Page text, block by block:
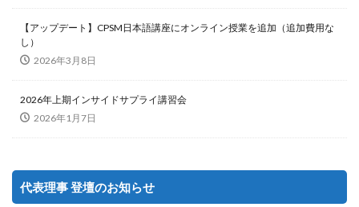
【アップデート】CPSM日本語講座にオンライン授業を追加（追加費用な
し）
2026年3月8日
2026年上期インサイドサプライ講習会
2026年1月7日
代表理事 登壇のお知らせ